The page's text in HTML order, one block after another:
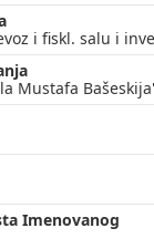
i fiskl. salu i
Mustafa